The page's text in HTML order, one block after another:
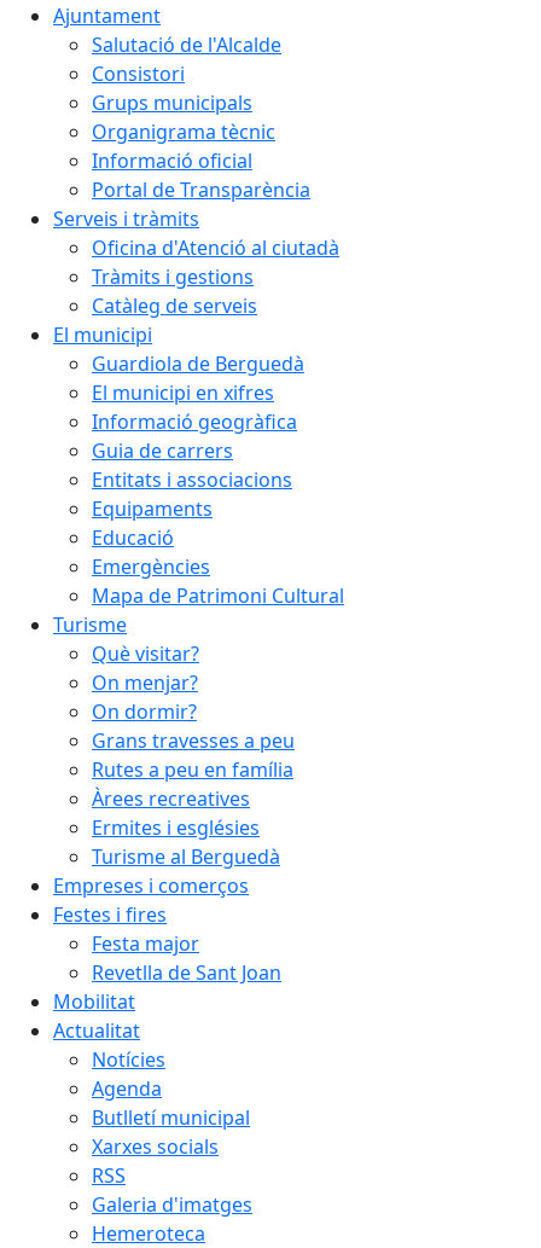
Ajuntament
Salutació de l'Alcalde
Consistori
Grups municipals
Organigrama tècnic
Informació oficial
Portal de Transparència
Serveis i tràmits
Oficina d'Atenció al ciutadà
Tràmits i gestions
Catàleg de serveis
El municipi
Guardiola de Berguedà
El municipi en xifres
Informació geogràfica
Guia de carrers
Entitats i associacions
Equipaments
Educació
Emergències
Mapa de Patrimoni Cultural
Turisme
Què visitar?
On menjar?
On dormir?
Grans travesses a peu
Rutes a peu en família
Àrees recreatives
Ermites i esglésies
Turisme al Berguedà
Empreses i comerços
Festes i fires
Festa major
Revetlla de Sant Joan
Mobilitat
Actualitat
Notícies
Agenda
Butlletí municipal
Xarxes socials
RSS
Galeria d'imatges
Hemeroteca